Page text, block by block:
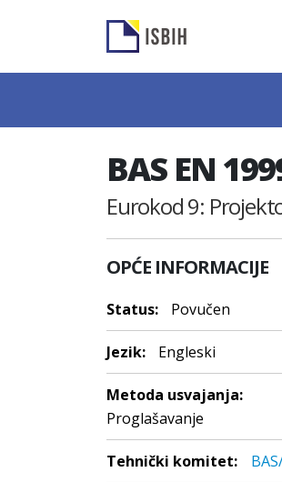
BAS EN
Eurokod 9:
OPĆE INFORMACIJE
Status: Povučen
Jezik: Engleski
Metoda usvajanja:
Proglašavanje
Tehnički komitet: